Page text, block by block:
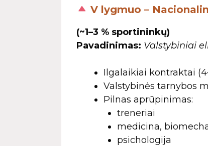
V lygmuo –
(~1–3 % sportininkų)
Pavadinimas: Valstybiniai
Ilgalaikiai kontraktai
Valstybinės tarnybos
Pilnas aprūpinimas:
treneriai
medicina,
psichologija